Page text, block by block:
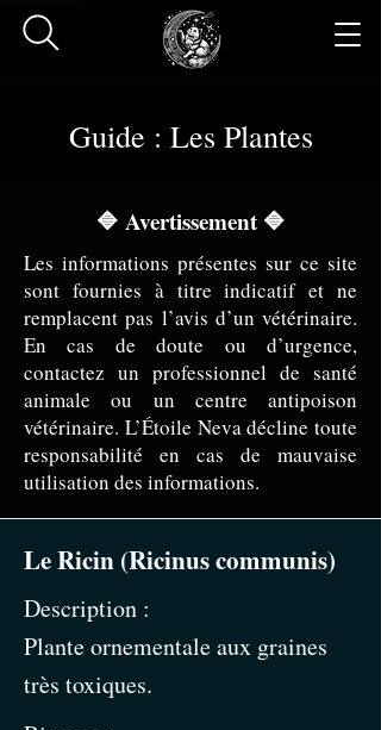
Guide : Les Plantes
🔷 Avertissement 🔷
Les informations présentes sur ce site
sont fournies à titre indicatif et ne
remplacent pas l’avis d’un vétérinaire.
En cas de doute ou d’urgence,
contactez un professionnel de santé
animale ou un centre antipoison
vétérinaire. L’Étoile Neva décline toute
responsabilité en cas de mauvaise
utilisation des informations.
Le Ricin (Ricinus communis)
Description :
Plante ornementale aux graines
très toxiques.